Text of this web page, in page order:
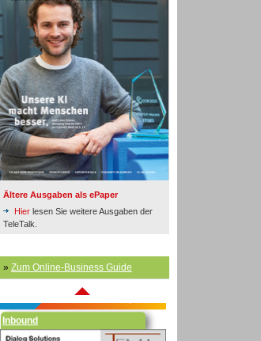
Ältere Ausgaben als ePaper
Hier lesen Sie weitere Ausgaben der
TeleTalk.
» Zum Online-Business Guide
Inbound
Inbound